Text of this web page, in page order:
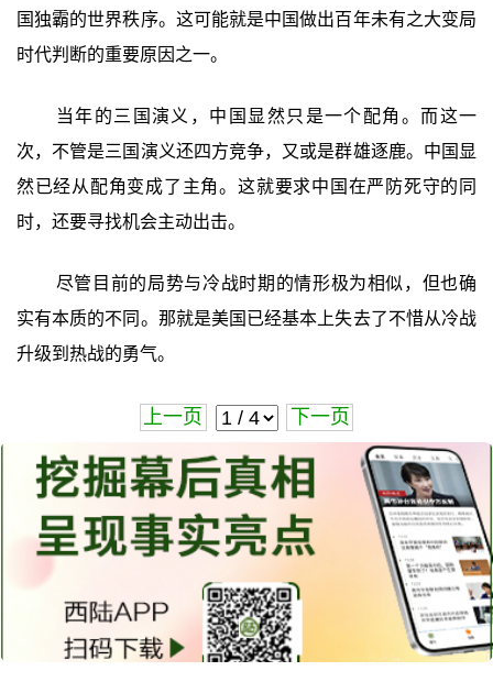
国独霸的世界秩序。这可能就是中国做出百年未有之大变局
时代判断的重要原因之一。
当年的三国演义，中国显然只是一个配角。而这一
次，不管是三国演义还四方竞争，又或是群雄逐鹿。中国显
然已经从配角变成了主角。这就要求中国在严防死守的同
时，还要寻找机会主动出击。
尽管目前的局势与冷战时期的情形极为相似，但也确
实有本质的不同。那就是美国已经基本上失去了不惜从冷战
升级到热战的勇气。
上一页 下一页